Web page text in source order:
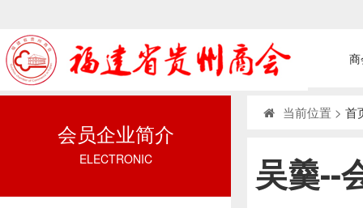
会员企业简介
ELECTRONIC
当前位置 > 首
吴羹--